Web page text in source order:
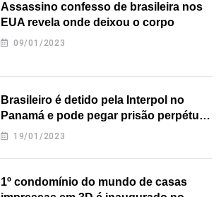
Assassino confesso de brasileira nos
EUA revela onde deixou o corpo
09/01/2023
Brasileiro é detido pela Interpol no
Panamá e pode pegar prisão perpétua
nos EUA
19/01/2023
1º condomínio do mundo de casas